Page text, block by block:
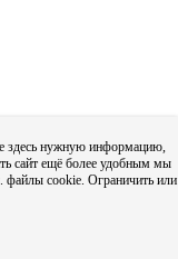
топлива)
здесь нужную информацию,
сайт ещё более удобным мы
файлы cookie. Ограничить или